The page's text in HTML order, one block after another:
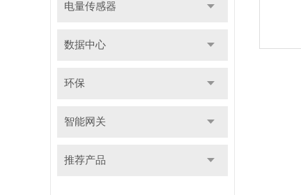
电量传感器
数据中心
环保
智能网关
推荐产品